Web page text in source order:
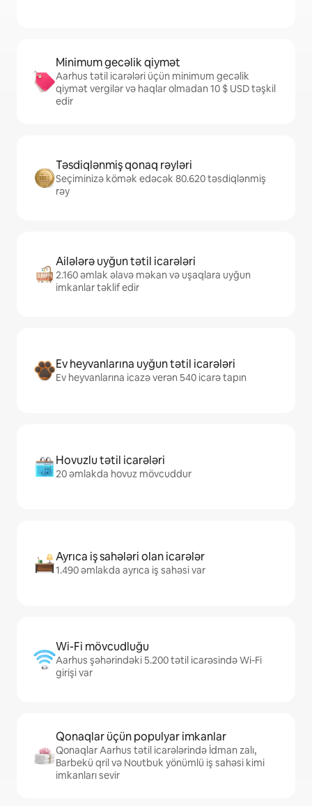
Minimum gecəlik qiymət
Aarhus tətil icarələri üçün minimum gecəlik
qiymət vergilər və haqlar olmadan 10 $ USD təşkil
edir
Təsdiqlənmiş qonaq rəyləri
Seçiminizə kömək edəcək 80.620 təsdiqlənmiş
rəy
Ailələrə uyğun tətil icarələri
2.160 əmlak əlavə məkan və uşaqlara uyğun
imkanlar təklif edir
Ev heyvanlarına uyğun tətil icarələri
Ev heyvanlarına icazə verən 540 icarə tapın
Hovuzlu tətil icarələri
20 əmlakda hovuz mövcuddur
Ayrıca iş sahələri olan icarələr
1.490 əmlakda ayrıca iş sahəsi var
Wi-Fi mövcudluğu
Aarhus şəhərindəki 5.200 tətil icarəsində Wi-Fi
girişi var
Qonaqlar üçün populyar imkanlar
Qonaqlar Aarhus tətil icarələrində İdman zalı,
Barbekü qril və Noutbuk yönümlü iş sahəsi kimi
imkanları sevir